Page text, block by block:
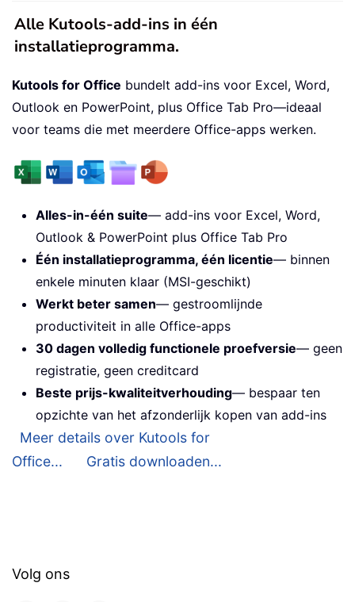
Alle Kutools-add-ins in één
installatieprogramma.
Kutools for Office bundelt add-ins voor Excel, Word,
Outlook en PowerPoint, plus Office Tab Pro—ideaal
voor teams die met meerdere Office-apps werken.
Alles-in-één suite— add-ins voor Excel, Word,
Outlook & PowerPoint plus Office Tab Pro
Één installatieprogramma, één licentie— binnen
enkele minuten klaar (MSI-geschikt)
Werkt beter samen— gestroomlijnde
productiviteit in alle Office-apps
30 dagen volledig functionele proefversie— geen
registratie, geen creditcard
Beste prijs-kwaliteitverhouding— bespaar ten
opzichte van het afzonderlijk kopen van add-ins
Meer details over Kutools for
Office...
Gratis downloaden...
Volg ons